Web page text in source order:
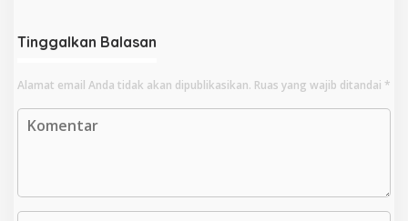
Tinggalkan Balasan
Alamat email Anda tidak akan dipublikasikan. Ruas yang wajib ditandai *